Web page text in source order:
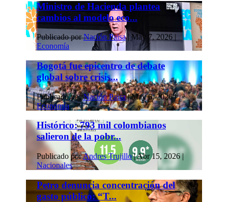
Ministro de Hacienda plantea
cambios al modelo eco...
Publicado porNación Paisa| May 7, 2026|
Economía
Bogotá fue epicentro de debate
global sobre crisis...
Publicado porNación Paisa|May 6, 2026|
Economía
Histórico: 793 mil colombianos
salieron de la pobr...
Publicado porAndres Trujillo|Abr 15, 2026|
Nacionales
Petro denuncia concentración del
gasto público: “T...